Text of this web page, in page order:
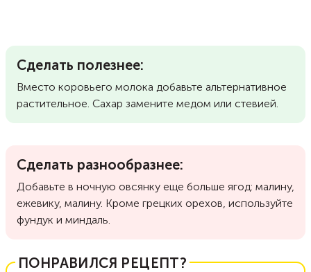
Сделать полезнее:
Вместо коровьего молока добавьте альтернативное
растительное. Сахар замените медом или стевией.
Сделать разнообразнее:
Добавьте в ночную овсянку еще больше ягод: малину,
ежевику, малину. Кроме грецких орехов, используйте
фундук и миндаль.
ПОНРАВИЛСЯ РЕЦЕПТ?